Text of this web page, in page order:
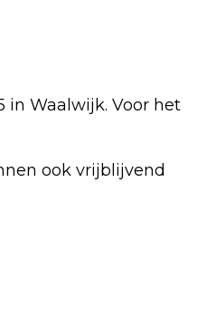
in Waalwijk. Voor het
ook vrijblijvend